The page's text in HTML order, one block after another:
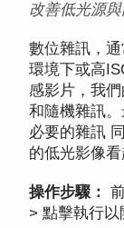
改善低光源
數位雜訊，
環境下或高
感影片，我
和隨機雜訊
必要的雜訊
的低光影像看
操作步驟：
> 點擊執行以